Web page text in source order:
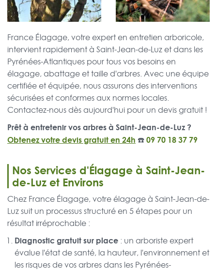
France Élagage, votre expert en entretien arboricole,
intervient rapidement à Saint-Jean-de-Luz et dans les
Pyrénées-Atlantiques pour tous vos besoins en
élagage, abattage et taille d'arbres. Avec une équipe
certifiée et équipée, nous assurons des interventions
sécurisées et conformes aux normes locales.
Contactez-nous dès aujourd'hui pour un devis gratuit !
Prêt à entretenir vos arbres à Saint-Jean-de-Luz ?
Obtenez votre devis gratuit en 24h ☎️09 70 18 37 79
Nos Services d'Élagage à Saint-Jean-
de-Luz et Environs
Chez France Élagage, votre élagage à Saint-Jean-de-
Luz suit un processus structuré en 5 étapes pour un
résultat irréprochable :
Diagnostic gratuit sur place : un arboriste expert
évalue l'état de santé, la hauteur, l'environnement et
les risques de vos arbres dans les Pyrénées-